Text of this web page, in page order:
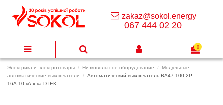
Электрика и электротовары Низковольтное оборудование
Модульные
автоматические выключатели
Автоматический выключатель ВА47-100 2Р
16А 10 кА х-ка D IEK
zakaz@sokol.energy
067 444 02 20
0